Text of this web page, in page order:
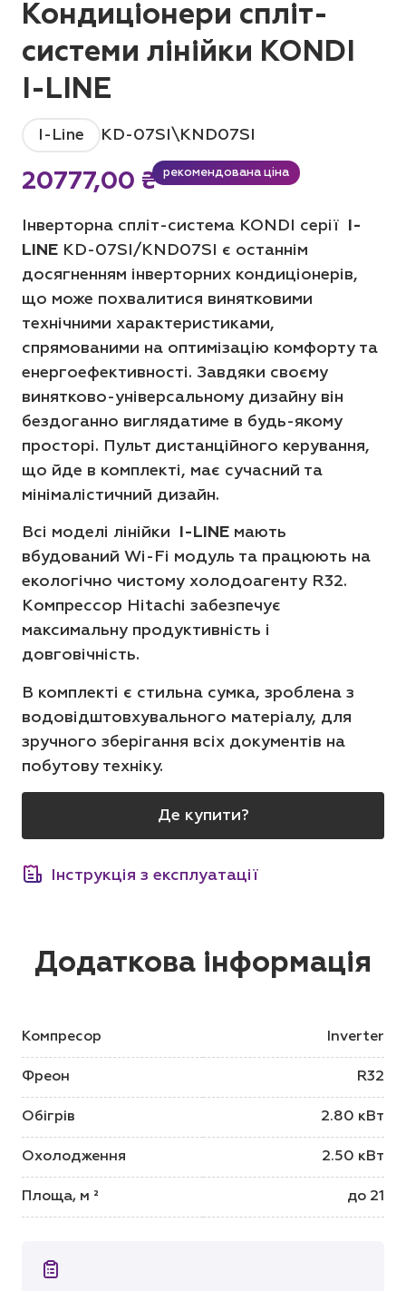
Кондиціонери спліт-
системи лінійки KONDI
I-LINE
I-Line KD-07SI\KND07SI
20777,00 ₴ рекомендована ціна
Інверторна спліт-система KONDI серії
I-
LINE KD-07SI/KND07SI є останнім
досягненням інверторних кондиціонерів,
що може похвалитися винятковими
технічними характеристиками,
спрямованими на оптимізацію комфорту та
енергоефективності. Завдяки своєму
винятково-універсальному дизайну він
бездоганно виглядатиме в будь-якому
просторі. Пульт дистанційного керування,
що йде в комплекті, має сучасний та
мінімалістичний дизайн.
Всі моделі лінійки I-LINE мають
вбудований Wi-Fi модуль та працюють на
екологічно чистому холодоагенту R32.
Компрессор Hitachi забезпечує
максимальну продуктивність і
довговічність.
В комплекті є стильна сумка, зроблена з
водовідштовхувального матеріалу, для
зручного зберігання всіх документів на
побутову техніку.
Де купити?
Інструкція з експлуатації
Додаткова інформація
Компресор Inverter
Фреон R32
Обігрів 2.80 кВт
Охолодження 2.50 кВт
Площа, м ² до 21